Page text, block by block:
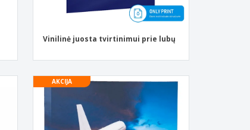
Vinilinė juosta tvirtinimui prie lubų
AKCIJA